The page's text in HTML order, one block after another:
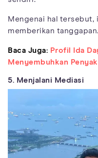
Mengenai hal tersebut,
memberikan tanggapan.
Baca Juga: Profil Ida
Menyembuhkan
5. Menjalani Mediasi